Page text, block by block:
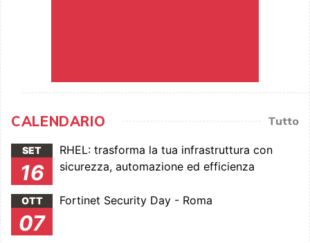
CALENDARIO Tutto
SET
16
RHEL: trasforma la tua infrastruttura con
sicurezza, automazione ed efficienza
OTT
07
Fortinet Security Day - Roma